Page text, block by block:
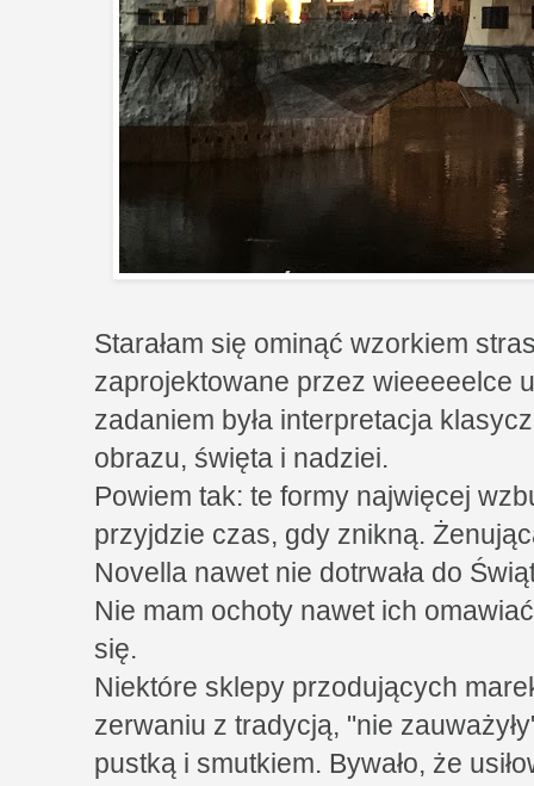
Starałam się ominąć wzorkiem
zaprojektowane przez wieeeeelce
zadaniem była interpretacja
obrazu, święta i nadziei.
Powiem tak: te formy najwięcej
przyjdzie czas, gdy znikną.
Novella nawet nie dotrwała do
Nie mam ochoty nawet ich
się.
Niektóre sklepy przodujących
zerwaniu z tradycją, "nie
pustką i smutkiem. Bywało, że